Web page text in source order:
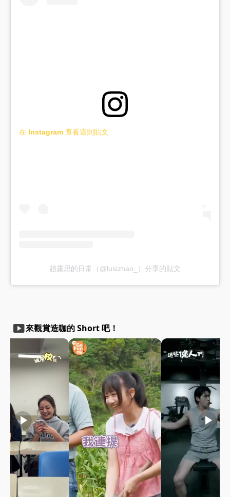
在 Instagram 查看這則貼文
趙露思的日常（@lusizhao_）分享的貼文
smart_display來觀賞造咖的 Short 吧！
play_arrow play_arrow play_arrow